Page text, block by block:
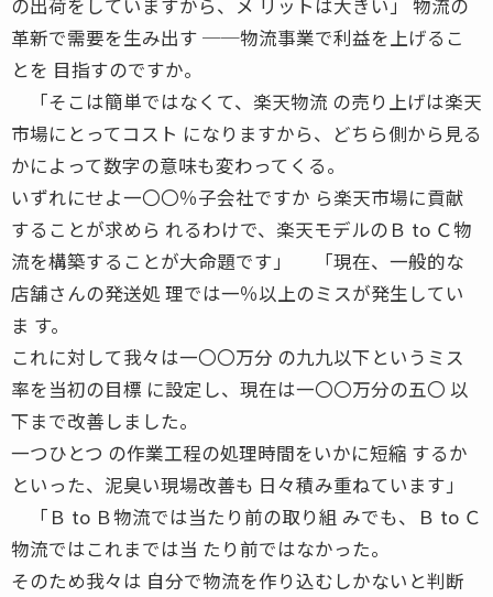
革新で需要を生み出す ──物流事業で利益を上げるこ
とを 目指すのですか。
「そこは簡単ではなくて、楽天物流 の売り上げは楽天
市場にとってコスト になりますから、どちら側から見る
かによって数字の意味も変わってくる。
いずれにせよ一〇〇％子会社ですか ら楽天市場に貢献
することが求めら れるわけで、楽天モデルのＢ to Ｃ物
流を構築することが大命題です」 「現在、一般的な
店舗さんの発送処 理では一％以上のミスが発生してい
ま す。
これに対して我々は一〇〇万分 の九九以下というミス
率を当初の目標 に設定し、現在は一〇〇万分の五〇 以
下まで改善しました。
一つひとつ の作業工程の処理時間をいかに短縮 するか
といった、泥臭い現場改善も 日々積み重ねています」
「Ｂ to Ｂ物流では当たり前の取り組 みでも、Ｂ to Ｃ
物流ではこれまでは当 たり前ではなかった。
そのため我々は 自分で物流を作り込むしかないと判断